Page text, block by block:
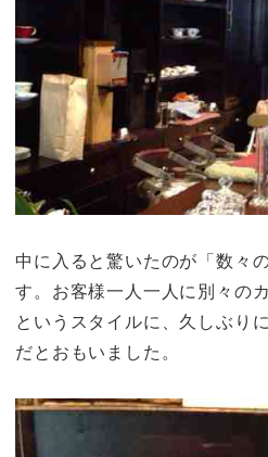
中に入ると驚いたのが「数々
す。お客様一人一人に別々の
というスタイルに、久しぶり
だとおもいました。